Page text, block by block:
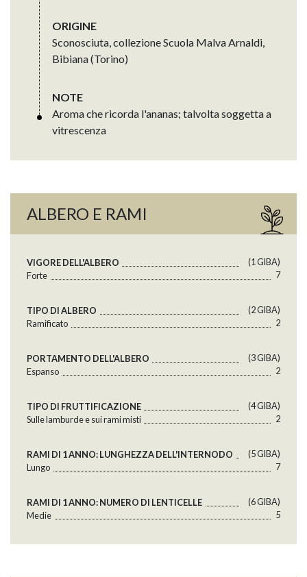
ORIGINE
Sconosciuta, collezione Scuola Malva Arnaldi,
Bibiana (Torino)
NOTE
Aroma che ricorda l'ananas; talvolta soggetta a
vitrescenza
ALBERO E RAMI
VIGORE DELL'ALBERO
(1 GlBA)
Forte
7
TIPO DI ALBERO
(2 GlBA)
Ramificato
2
PORTAMENTO DELL'ALBERO
(3 GlBA)
Espanso
2
TIPO DI FRUTTIFICAZIONE
(4 GlBA)
Sulle lamburde e sui rami misti
2
RAMI DI 1 ANNO: LUNGHEZZA DELL'INTERNODO
(5 GlBA)
Lungo
7
RAMI DI 1 ANNO: NUMERO DI LENTICELLE
(6 GlBA)
Medie
5